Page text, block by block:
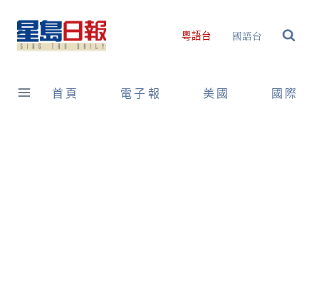
content
粵語台 國語台
首頁 電子報 美國 國際